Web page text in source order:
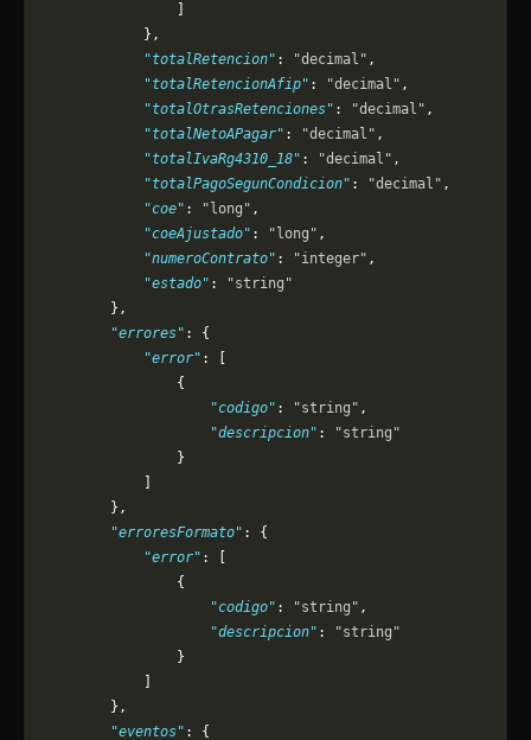
            },
            "totalRetencion"
: "decimal" ,
            "totalRetencionAfip"
: "decimal" ,
            "totalOtrasRetenciones"
: "decimal" ,
            "totalNetoAPagar"
: "decimal" ,
            "totalIvaRg4310_18"
: "decimal" ,
            "totalPagoSegunCondicion"
: "decimal" ,
            "coe"
: "long" ,
            "coeAjustado"
: "long" ,
            "numeroContrato"
: "integer" ,
            "estado"
:
"string"
        },
        "errores"
: {
            "error"
: [
                {
                    "codigo"
: "string" ,
                    "descripcion"
:
"string"
                }
        },
        "erroresFormato"
: {
            "error"
: [
                {
                    "codigo"
: "string" ,
                    "descripcion"
:
"string"
                }
        },
        "eventos"
: {